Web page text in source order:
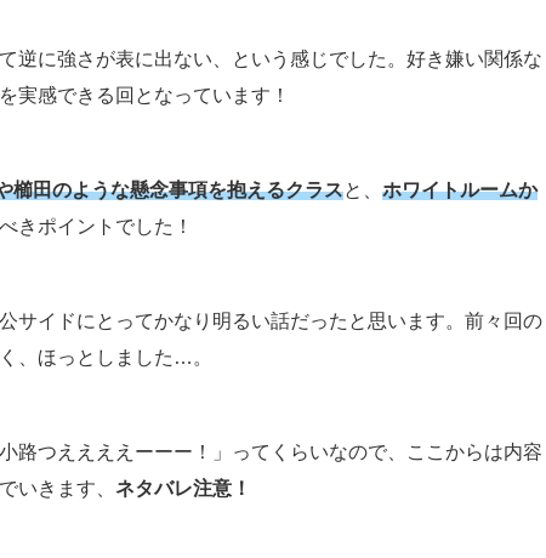
逆に強さが表に出ない、という感じでした。好き嫌い関係な
実感できる回となっています！
櫛田のような懸念事項を抱えるクラスと、 ホワイトルームか
きポイントでした！
サイドにとってかなり明るい話だったと思います。前々回の
、ほっとしました…。
路つええええーーー！」ってくらいなので、ここからは内容
いきます、 ネタバレ注意！